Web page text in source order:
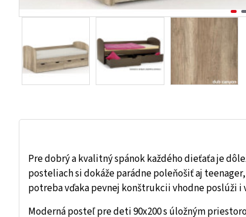
Pre dobrý a kvalitný spánok každého dieťaťa je
posteliach si dokáže parádne poleňošiť aj
potreba vďaka pevnej konštrukcii vhodne poslúži i
Moderná posteľ pre deti 90x200 s úložným